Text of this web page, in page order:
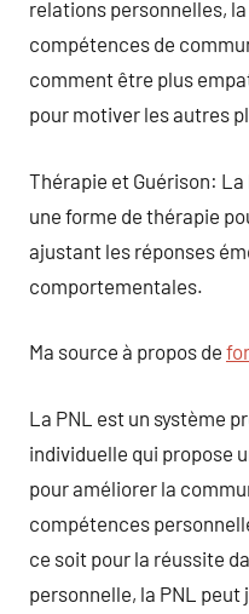
relations personnelles,
compétences de
comment être plus
pour motiver les autres
Thérapie et Guérison:
une forme de thérapie
ajustant les réponses
comportementales.
Ma source à propos de
La PNL est un système
individuelle qui propose
pour améliorer la
compétences
ce soit pour la réussite
personnelle, la PNL peut